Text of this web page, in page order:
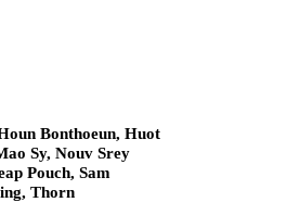
Bonthoeun, Huot
Sy, Nouv Srey
Pouch, Sam
Thorn